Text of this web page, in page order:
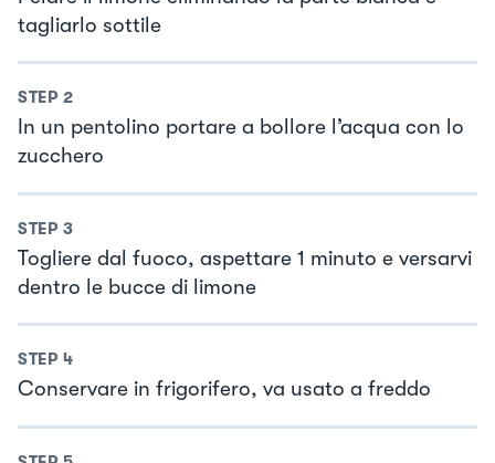
tagliarlo sottile
STEP 2
In un pentolino portare a bollore l’acqua con lo
zucchero
STEP 3
Togliere dal fuoco, aspettare 1 minuto e versarvi
dentro le bucce di limone
STEP 4
Conservare in frigorifero, va usato a freddo